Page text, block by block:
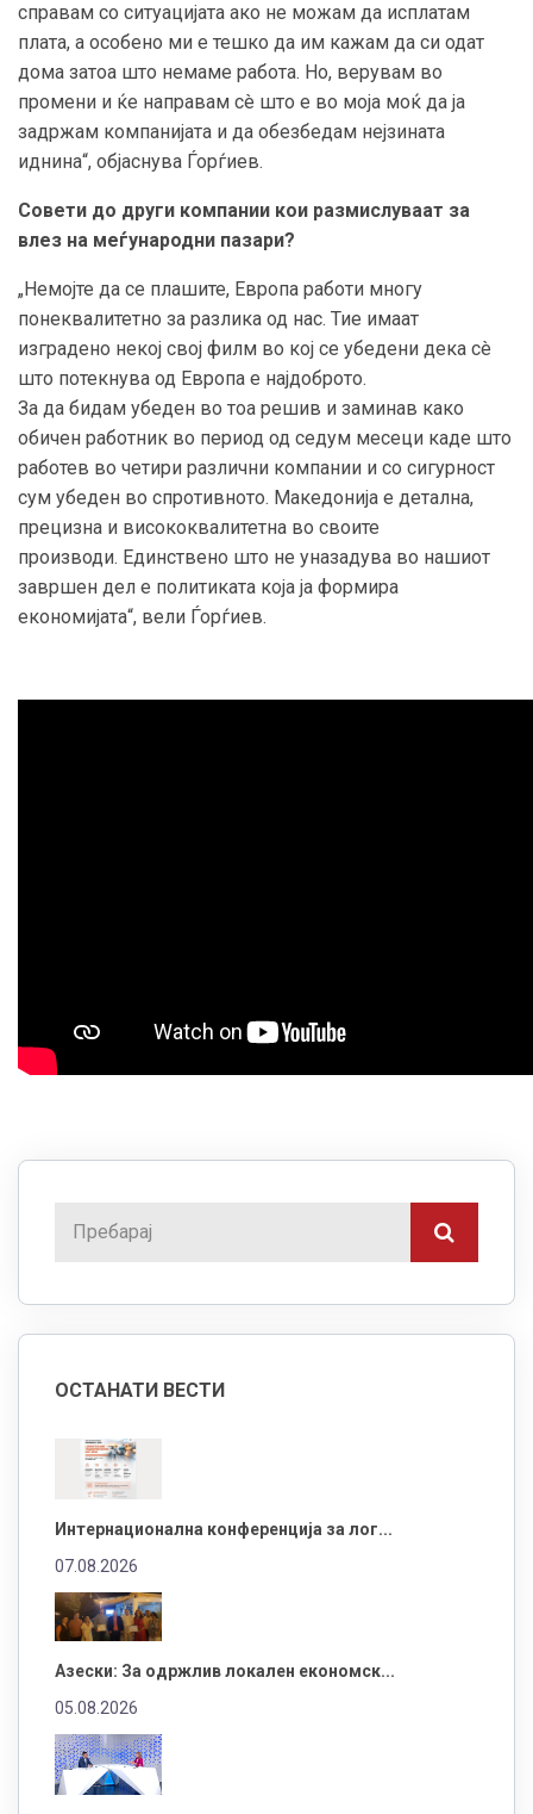
справам со ситуацијата ако не можам да исплатам
плата, а особено ми е тешко да им кажам да си одат
дома затоа што немаме работа. Но, верувам во
промени и ќе направам сè што е во моја моќ да ја
задржам компанијата и да обезбедам нејзината
иднина“, објаснува Ѓорѓиев.
Совети до други компании кои размислуваат за
влез на меѓународни пазари?
„Немојте да се плашите, Европа работи многу
понеквалитетно за разлика од нас. Тие имаат
изградено некој свој филм во кој се убедени дека сè
што потекнува од Европа е најдоброто.
За да бидам убеден во тоа решив и заминав како
обичен работник во период од седум месеци каде што
работев во четири различни компании и со сигурност
сум убеден во спротивното. Македонија е детална,
прецизна и висококвалитетна во своите
производи. Единствено што не уназадува во нашиот
завршен дел е политиката која ја формира
економијата“, вели Ѓорѓиев.
ОСТАНАТИ ВЕСТИ
Интернационална конференција за лог...
07.08.2026
Азески: За одржлив локален економск...
05.08.2026